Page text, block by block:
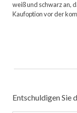
weiß und schwarz an,
Kaufoption vor der
Entschuldigen Sie